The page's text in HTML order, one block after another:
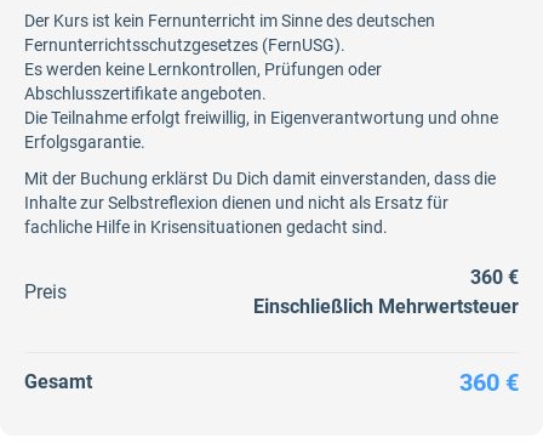
Der Kurs ist kein Fernunterricht im Sinne des deutschen
Fernunterrichtsschutzgesetzes (FernUSG).
Es werden keine Lernkontrollen, Prüfungen oder
Abschlusszertifikate angeboten.
Die Teilnahme erfolgt freiwillig, in Eigenverantwortung und ohne
Erfolgsgarantie.
Mit der Buchung erklärst Du Dich damit einverstanden, dass die
Inhalte zur Selbstreflexion dienen und nicht als Ersatz für
fachliche Hilfe in Krisensituationen gedacht sind.
Preis
360 €
Einschließlich Mehrwertsteuer
Gesamt 360 €